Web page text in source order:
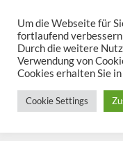
content
Chemie kann man
Um die Webseite für
fortlaufend
Durch die weitere
Verwendung von
Cookies erhalten Sie
Cookie Settings